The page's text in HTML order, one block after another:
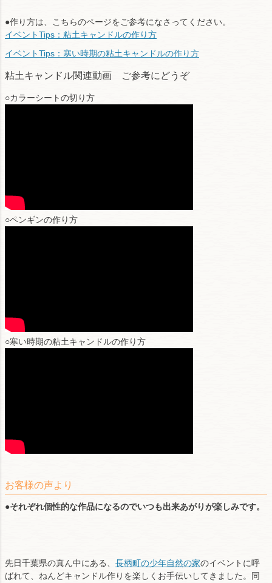
●作り方は、こちらのページをご参考になさってください。
イベントTips：粘土キャンドルの作り方
イベントTips：寒い時期の粘土キャンドルの作り方
粘土キャンドル関連動画 ご参考にどうぞ
○カラーシートの切り方
○ペンギンの作り方
○寒い時期の粘土キャンドルの作り方
お客様の声より
●それぞれ個性的な作品になるのでいつも出来あがりが楽しみです。
先日千葉県の真ん中にある、 長柄町の少年自然の家のイベントに呼
ばれて、ねんどキャンドル作りを楽しくお手伝いしてきました。同